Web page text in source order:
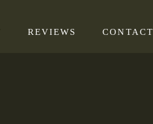
REVIEWS CONTACT